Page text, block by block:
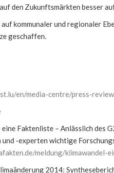
den Zukunftsmärkten besser
kommunaler und regionaler
geschaffen.
en/media-centre/press-
eine Faktenliste – Anlässlich des
-experten wichtige
meldung/klimawandel-
2014: